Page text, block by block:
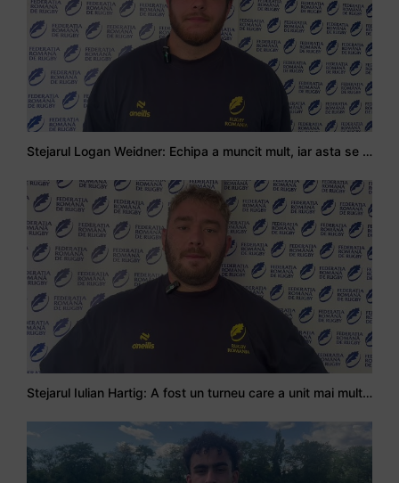
Stejarul Logan Weidner: Echipa a muncit mult, iar asta se va vedea în meciurile de la Nations Cup
Stejarul Iulian Hartig: A fost un turneu care a unit mai mult echipa